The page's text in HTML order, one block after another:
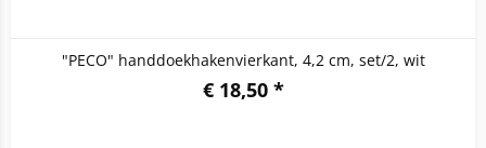
"PECO" handdoekhakenvierkant, 4,2 cm, set/2, wit
€ 18,50 *